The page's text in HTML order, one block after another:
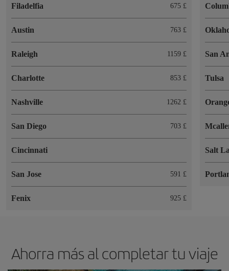
Filadelfia 675 £
Austin 763 £
Raleigh 1159 £
Charlotte 853 £
Nashville 1262 £
San Diego 703 £
Cincinnati
San Jose 591 £
Fenix 925 £
San
Tulsa
Salt
Ahorra más al completar tu viaje